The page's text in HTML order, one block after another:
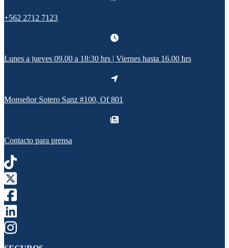
+562 2712 7123
Lunes a jueves 09.00 a 18:30 hrs | Viernes hasta 16.00 hrs
Monseñor Sotero Sanz #100, Of 801
Contacto para prensa